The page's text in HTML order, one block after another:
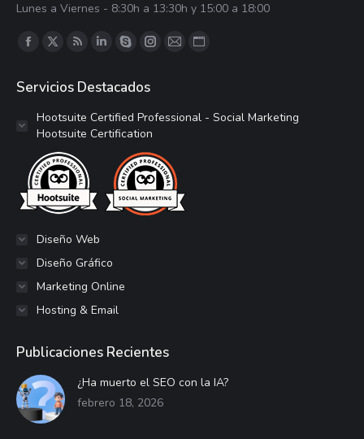
Lunes a Viernes - 8:30h a 13:30h y 15:00 a 18:00
Encuéntranos en:
Facebook
se
abre
en
una
ventana
nueva
X
se
abre
en
una
ventana
nueva
RSS
se
abre
en
una
ventana
nueva
LinkedIn
se
abre
en
ventana
nueva
Skype
se
abre
en
una
ventana
nueva
Instagram
se
abre
en
una
ventana
nueva
Correo
abre
ventana
nueva
Sitio
se
Servicios Destacados
Hootsuite Certified Professional - Social Marketing
Hootsuite Certification
Diseño Web
Diseño Gráfico
Marketing Online
Hosting & Email
Publicaciones Recientes
¿Ha muerto el SEO con la IA?
febrero 18, 2026